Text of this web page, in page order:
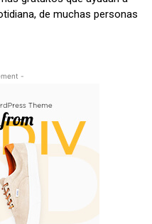
de muchas personas
-